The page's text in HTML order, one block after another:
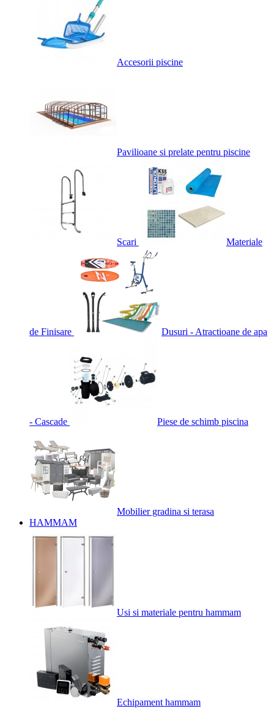
Accesorii piscine
Pavilioane si prelate pentru piscine
Scari Materiale
de Finisare Dusuri - Atractioane de apa
- Cascade Piese de schimb piscina
Mobilier gradina si terasa
HAMMAM
Usi si materiale pentru hammam
Echipament hammam